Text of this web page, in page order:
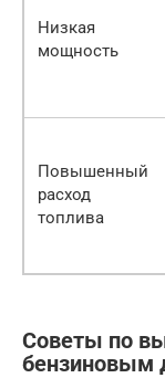
Низкая
мощность
Повышенный
расход
топлива
Советы по
бензиновым